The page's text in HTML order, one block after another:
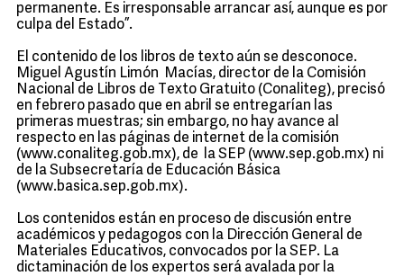
permanente. Es irresponsable arrancar así, aunque es por
culpa del Estado”.
El contenido de los libros de texto aún se desconoce.
Miguel Agustín Limón Macías, director de la Comisión
Nacional de Libros de Texto Gratuito (Conaliteg), precisó
en febrero pasado que en abril se entregarían las
primeras muestras; sin embargo, no hay avance al
respecto en las páginas de internet de la comisión
(www.conaliteg.gob.mx), de la SEP (www.sep.gob.mx) ni
de la Subsecretaría de Educación Básica
(www.basica.sep.gob.mx).
Los contenidos están en proceso de discusión entre
académicos y pedagogos con la Dirección General de
Materiales Educativos, convocados por la SEP. La
dictaminación de los expertos será avalada por la